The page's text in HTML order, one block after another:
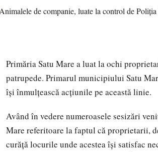
Primăria Satu Mare a luat la ochi
patrupede. Primarul municipiului Satu
îşi înmulţească acţiunile pe această linie.
Având în vedere numeroasele sesizări
Mare referitoare la faptul că proprietarii,
curăţă locurile unde acestea îşi satisfac